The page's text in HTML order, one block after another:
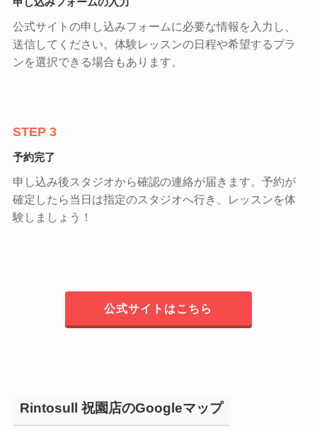
公式サイトの申し込みフォームに必要な情報を入力し、
送信してください。体験レッスンの日程や希望するプラ
ンを選択できる場合もあります。
STEP 3
予約完了
申し込み後スタジオから確認の連絡が届きます。予約が
確定したら当日は指定のスタジオへ行き、レッスンを体
験しましょう！
公式サイトはこちら
Rintosull 祝園店のGoogleマップ